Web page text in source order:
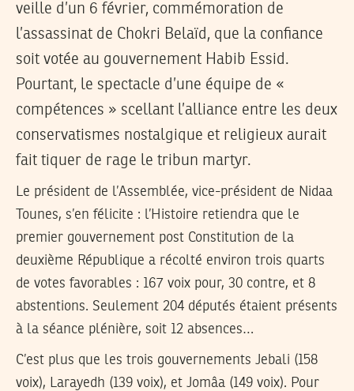
veille d’un 6 février, commémoration de
l’assassinat de Chokri Belaïd, que la confiance
soit votée au gouvernement Habib Essid.
Pourtant, le spectacle d’une équipe de «
compétences » scellant l’alliance entre les deux
conservatismes nostalgique et religieux aurait
fait tiquer de rage le tribun martyr.
Le président de l’Assemblée, vice-président de Nidaa
Tounes, s’en félicite : l’Histoire retiendra que le
premier gouvernement post Constitution de la
deuxième République a récolté environ trois quarts
de votes favorables : 167 voix pour, 30 contre, et 8
abstentions. Seulement 204 députés étaient présents
à la séance plénière, soit 12 absences…
C’est plus que les trois gouvernements Jebali (158
voix), Larayedh (139 voix), et Jomâa (149 voix). Pour